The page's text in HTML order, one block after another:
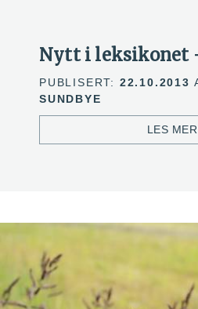
Nytt i leksikonet
PUBLISERT: 22.10.2013
SUNDBYE
LES MER